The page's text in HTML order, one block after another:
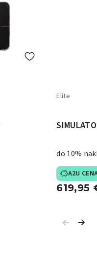
Elite
do 10%
A2U
619,95